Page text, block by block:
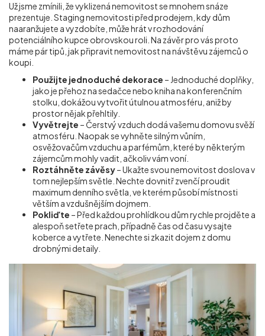
Už jsme zmínili, že vyklizená nemovitost se mnohem snáze
prezentuje. Staging nemovitosti před prodejem, kdy dům
naaranžujete a vyzdobíte, může hrát v rozhodování
potenciálního kupce obrovskou roli. Na závěr pro vás proto
máme pár tipů, jak připravit nemovitost na návštěvu zájemců o
koupi.
Použijte jednoduché dekorace – Jednoduché doplňky,
jako je přehoz na sedačce nebo kniha na konferenčním
stolku, dokážou vytvořit útulnou atmosféru, aniž by
prostor nějak přehltily.
Vyvětrejte – Čerstvý vzduch dodá vašemu domovu svěží
atmosféru. Naopak se vyhněte silným vůním,
osvěžovačům vzduchu a parfémům, které by některým
zájemcům mohly vadit, ačkoliv vám voní.
Roztáhněte závěsy– Ukažte svou nemovitost doslova v
tom nejlepším světle. Nechte dovnitř zvenčí proudit
maximum denního světla, ve kterém působí místnosti
větším a vzdušnějším dojmem.
Pokliďte – Před každou prohlídkou dům rychle projděte a
alespoň setřete prach, případně čas od času vysajte
koberce a vytřete. Nenechte si zkazit dojem z domu
drobnými detaily.